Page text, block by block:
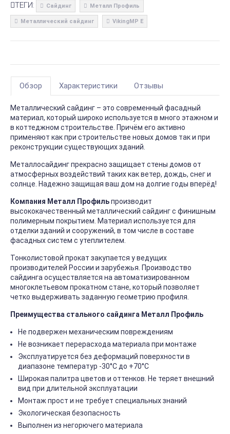
ТЕГИ: Сайдинг Металл Профиль
Металлический сайдинг VikingMP E
Обзор Характеристики Отзывы
Металлический сайдинг – это современный фасадный
материал, который широко используется в много этажном и
в коттеджном строительстве. Причём его активно
применяют как при строительстве новых домов так и при
реконструкции существующих зданий.
Металлосайдинг прекрасно защищает стены домов от
атмосферных воздействий таких как ветер, дождь, снег и
солнце. Надежно защищая ваш дом на долгие годы вперёд!
Компания Металл Профильпроизводит
высококачественный металлический сайдинг с финишным
полимерным покрытием. Материал используется для
отделки зданий и сооружений, в том числе в составе
фасадных систем с утеплителем.
Тонколистовой прокат закупается у ведущих
производителей России и зарубежья. Производство
сайдинга осуществляется на автоматизированном
многоклетьевом прокатном стане, который позволяет
четко выдерживать заданную геометрию профиля.
Преимущества стального сайдинга Металл Профиль
Не подвержен механическим повреждениям
Не возникает перерасхода материала при монтаже
Эксплуатируется без деформаций поверхности в
диапазоне температур -30°C до +70°C
Широкая палитра цветов и оттенков. Не теряет внешний
вид при длительной эксплуатации
Монтаж прост и не требует специальных знаний
Экологическая безопасность
Выполнен из негорючего материала